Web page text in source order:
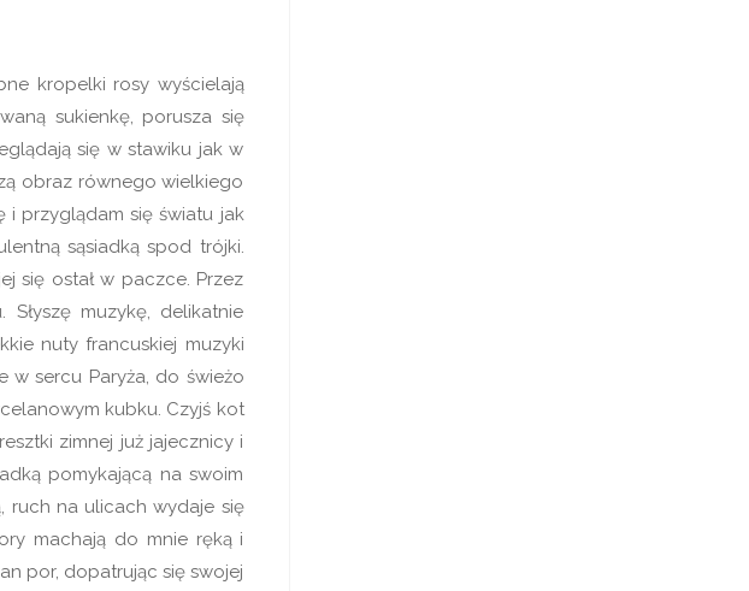
kropelki rosy wyścielają
sukienkę, porusza się
się w stawiku jak w
obraz równego wielkiego
i przyglądam się światu jak
sąsiadką spod trójki.
się ostał w paczce. Przez
muzykę, delikatnie
nuty francuskiej muzyki
w sercu Paryża, do świeżo
kubku. Czyjś kot
zimnej już jajecznicy i
pomykającą na swoim
ruch na ulicach wydaje się
machają do mnie ręką i
por, dopatrując się swojej